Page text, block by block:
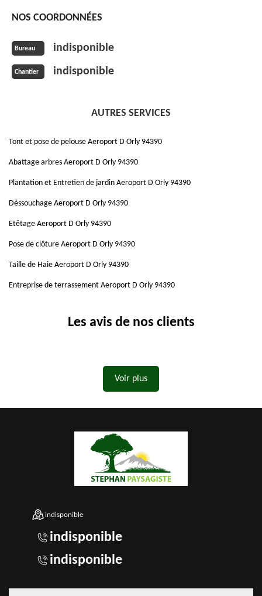
NOS COORDONNÉES
Bureau indisponible
Chantier indisponible
AUTRES SERVICES
Tont et pose de pelouse Aeroport D Orly 94390
Abattage arbres Aeroport D Orly 94390
Plantation et Entretien de jardin Aeroport D Orly 94390
Déssouchage Aeroport D Orly 94390
Etêtage Aeroport D Orly 94390
Pose de clôture Aeroport D Orly 94390
Taille de Haie Aeroport D Orly 94390
Entreprise de terrassement Aeroport D Orly 94390
Les avis de nos clients
Voir plus
indisponible
indisponible
indisponible